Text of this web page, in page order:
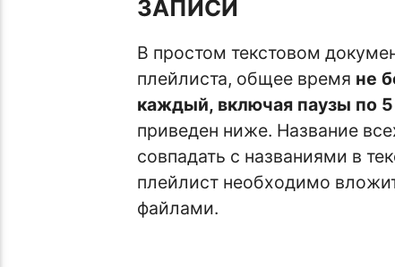
ЗАПИСИ
В простом текстовом
плейлиста, общее время не
каждый, включая паузы по
приведен ниже. Название
совпадать с названиями в
плейлист необходимо
файлами.